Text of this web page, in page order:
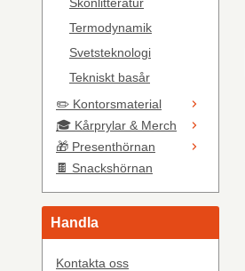
Termodynamik
Svetsteknologi
Tekniskt basår
✏️ Kontorsmaterial
🎓 Kårprylar & Merch
🎁 Presenthörnan
🍫 Snackshörnan
Handla
Kontakta oss